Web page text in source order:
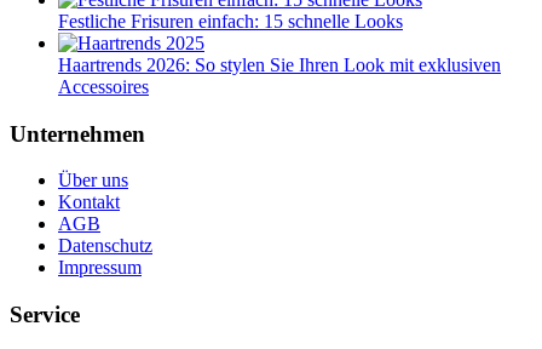
Festliche Frisuren einfach: 15 schnelle Looks
Haartrends 2026: So stylen Sie Ihren Look mit exklusiven
Accessoires
Unternehmen
Über uns
Kontakt
AGB
Datenschutz
Impressum
Service